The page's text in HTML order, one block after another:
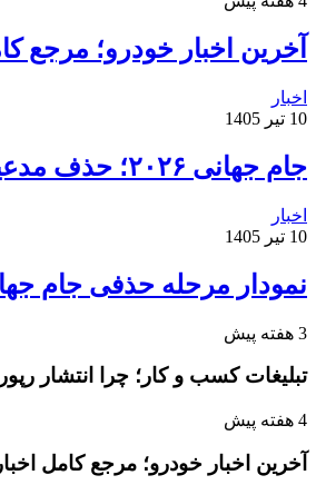
آخرین اخبار خودرو؛ مرجع
اخبار
10 تیر 1405
جام جهانی ۲۰۲۶؛ حذف مدعیان و ظهور شگفتی‌ها
اخبار
10 تیر 1405
نمودار مرحله حذفی جام جهانی ۲۰۲۶ پس از روز دوم مرحله
3 هفته پیش
تبلیغات کسب و کار؛ چرا انتشار
4 هفته پیش
آخرین اخبار خودرو؛ مرجع کامل